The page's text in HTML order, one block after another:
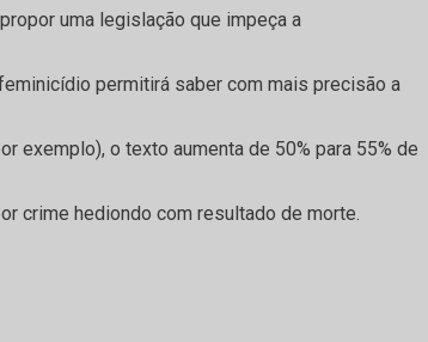
uma legislação que impeça a
permitirá saber com mais precisão a
exemplo), o texto aumenta de 50% para 55% de
crime hediondo com resultado de morte.